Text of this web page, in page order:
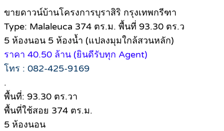
ขายดาวน์บ้านโครงการบุราสิริ กรุงเทพกรีฑา
Type: Malaleuca 374 ตร.ม. พื้นที่ 93.30 ตร.ว
5 ห้องนอน 5 ห้องน้ำ (แปลงมุมใกล้สวนหลัก)
ราคา 40.50 ล้าน (ยินดีรับทุก Agent)
โทร : 082-425-9169
.
พื้นที่: 93.30 ตร.วา
พื้นที่ใช้สอย 374 ตร.ม.
5 ห้องนอน